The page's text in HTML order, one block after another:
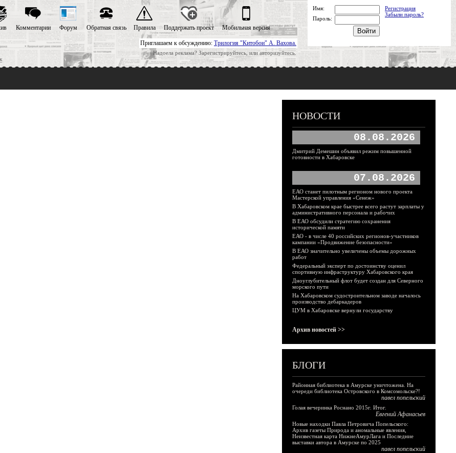
Приглашаем к обсуждению: Трилогия "Китобои" А. Вахова.
Надоела реклама? Зарегистрируйтесь, или авторизуйтесь.
Комментарии Форум Обратная связь Правила Поддержать проект Мобильная версия
Имя:
Регистрация
Забыли пароль?
Пароль:
НОВОСТИ
08.08.2026
Дмитрий Демешин объявил режим повышенной
готовности в Хабаровске
07.08.2026
ЕАО станет пилотным регионом нового проекта
Мастерской управления «Сенеж»
В Хабаровском крае быстрее всего растут зарплаты у
административного персонала и рабочих
В ЕАО обсудили стратегию сохранения
исторической памяти
ЕАО - в числе 40 российских регионов-участников
кампании «Продвижение безопасности»
В ЕАО значительно увеличены объемы дорожных
работ
Федеральный эксперт по достоинству оценил
спортивную инфраструктуру Хабаровского края
Дноуглубительный флот будет создан для Северного
морского пути
На Хабаровском судостроительном заводе началось
производство дебаркадеров
ЦУМ в Хабаровске вернули государству
Архив новостей >>
БЛОГИ
Районная библиотека в Амурске уничтожена. На
очереди библиотека Островского в Комсомольске?!
павел попельский
Голая вечеринка Роснано 2015г. Итог.
Евгений Афанасьев
Новые находки Павла Петровича Попельского:
Архив газеты Природа и аномальные явления,
Неизвестная карта НижнеАмурЛага и Последние
выставки автора в Амурске по 2025
павел попельский